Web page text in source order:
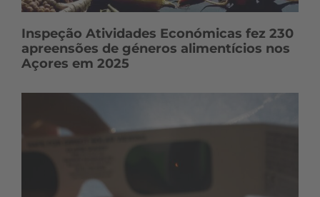
Inspeção Atividades Económicas fez 230
apreensões de géneros alimentícios nos
Açores em 2025